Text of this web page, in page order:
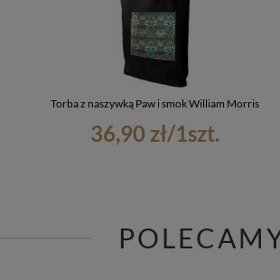
Torba z naszywką Paw i smok William Morris
36,90 zł/1szt.